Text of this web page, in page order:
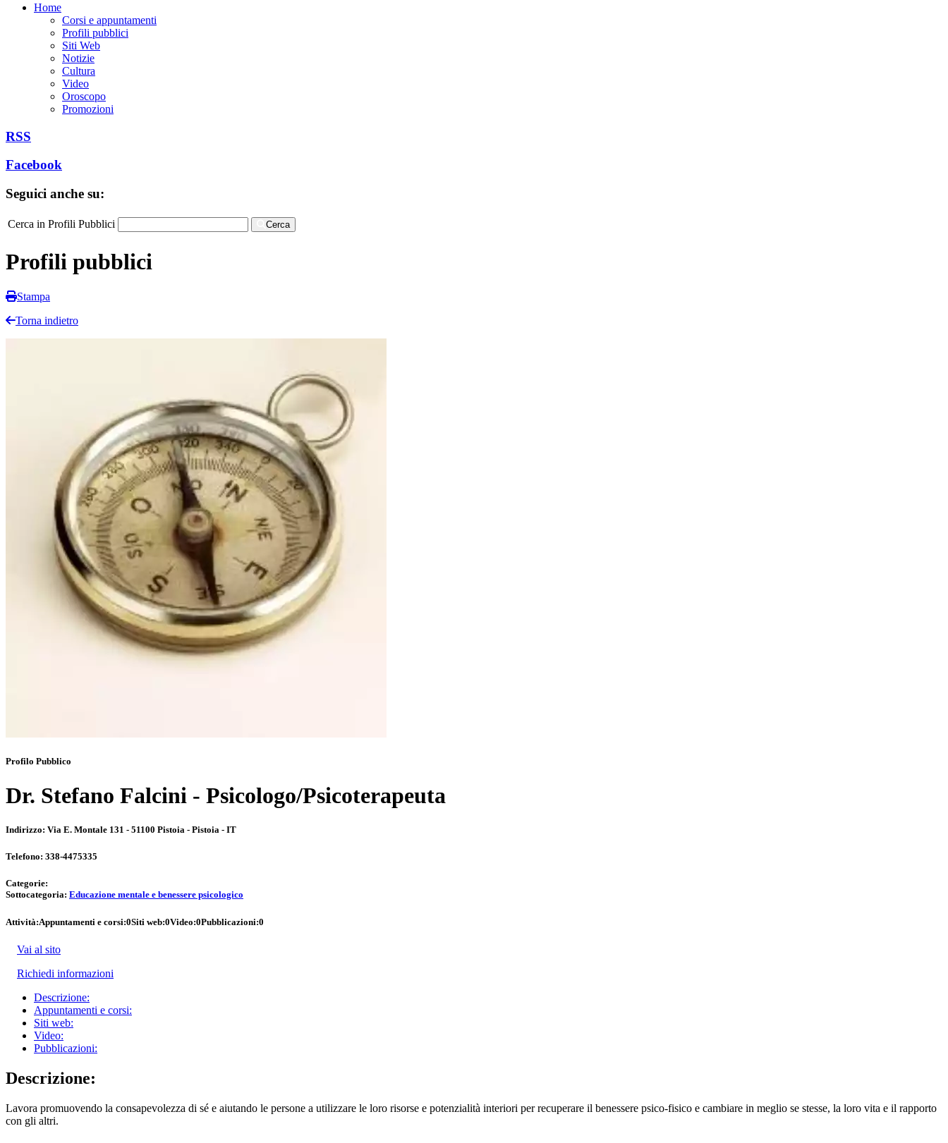
Home
Corsi e appuntamenti
Profili pubblici
Siti Web
Notizie
Cultura
Video
Oroscopo
Promozioni
RSS
Facebook
Seguici anche su:
Cerca in Profili Pubblici Cerca
Profili pubblici
Stampa
Torna indietro
Profilo Pubblico
Dr. Stefano Falcini - Psicologo/Psicoterapeuta
Indirizzo: Via E. Montale 131 - 51100 Pistoia - Pistoia - IT
Telefono: 338-4475335
Categorie:
Sottocategoria: Educazione mentale e benessere psicologico
Attività:Appuntamenti e corsi:0Siti web:0Video:0Pubblicazioni:0
Vai al sito
Richiedi informazioni
Descrizione:
Appuntamenti e corsi:
Siti web:
Video:
Pubblicazioni:
Descrizione:
Lavora promuovendo la consapevolezza di sé e aiutando le persone a utilizzare le loro risorse e potenzialità interiori per recuperare il benessere psico-fisico e cambiare in meglio se stesse, la loro vita e il rapporto
con gli altri.